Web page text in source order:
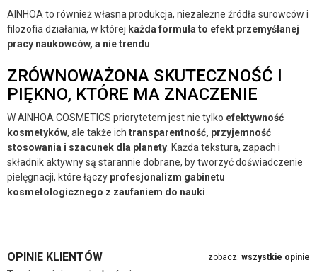
AINHOA to również własna produkcja, niezależne źródła surowców i
filozofia działania, w której każda formuła to efekt przemyślanej
pracy naukowców, a nie trendu
ZRÓWNOWAŻONA SKUTECZNOŚĆ I
PIĘKNO, KTÓRE MA ZNACZENIE
W AINHOA COSMETICS priorytetem jest nie tylko efektywność
kosmetyków, ale także ich transparentność, przyjemność
stosowania i szacunek dla planety . Każda tekstura, zapach i
składnik aktywny są starannie dobrane, by tworzyć doświadczenie
pielęgnacji, które łączy profesjonalizm gabinetu
kosmetologicznego z zaufaniem do nauki
OPINIE KLIENTÓW zobacz: wszystkie opinie